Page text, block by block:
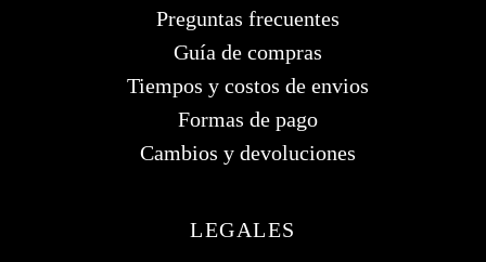
Preguntas frecuentes
Guía de compras
Tiempos y costos de envios
Formas de pago
Cambios y devoluciones
LEGALES